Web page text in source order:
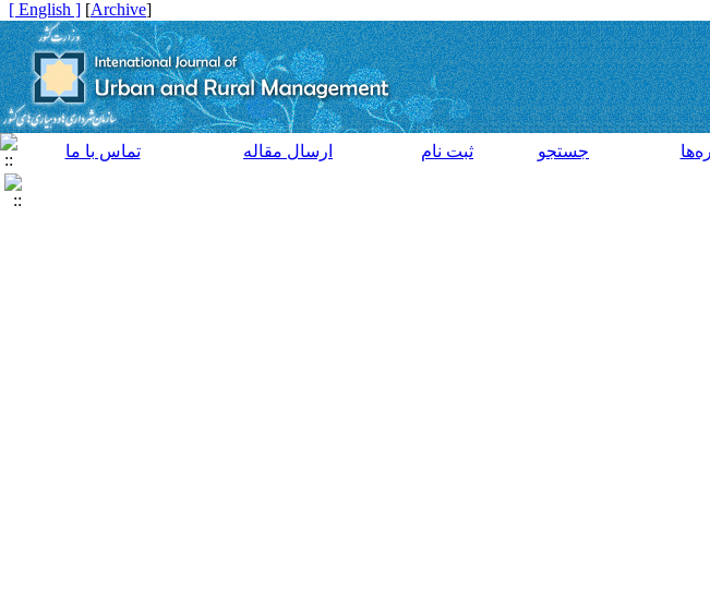
[
Archive
]
[ English ]
جستجو ثبت نام ارسال مقاله تماس با ما